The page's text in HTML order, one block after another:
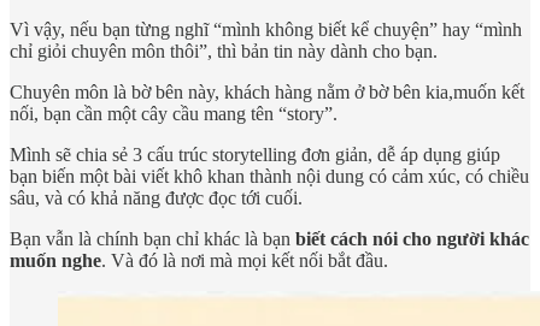
Vì vậy, nếu bạn từng nghĩ “mình không biết kể chuyện” hay “mình
chỉ giỏi chuyên môn thôi”, thì bản tin này dành cho bạn.
Chuyên môn là bờ bên này, khách hàng nằm ở bờ bên kia,muốn kết
nối, bạn cần một cây cầu mang tên “story”.
Mình sẽ chia sẻ 3 cấu trúc storytelling đơn giản, dễ áp dụng giúp
bạn biến một bài viết khô khan thành nội dung có cảm xúc, có chiều
sâu, và có khả năng được đọc tới cuối.
Bạn vẫn là chính bạn chỉ khác là bạn biết cách nói cho người khác
muốn nghe. Và đó là nơi mà mọi kết nối bắt đầu.